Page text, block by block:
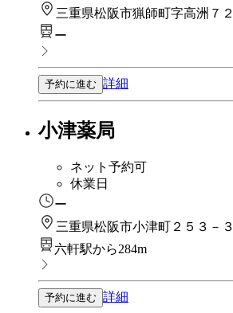
三重県松阪市猟師町字高洲７２
ー
予約に進む 詳細
小津薬局
ネット予約可
休業日
ー
三重県松阪市小津町２５３－３
六軒駅から284m
予約に進む 詳細